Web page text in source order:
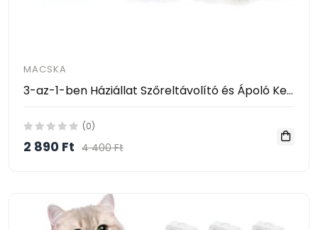
MACSKA
3-az-1-ben Háziállat Szőreltávolító és Ápoló Kefe Kutyáknak és Macskáknak King Komb
(0)
2 890 Ft 4 400 Ft